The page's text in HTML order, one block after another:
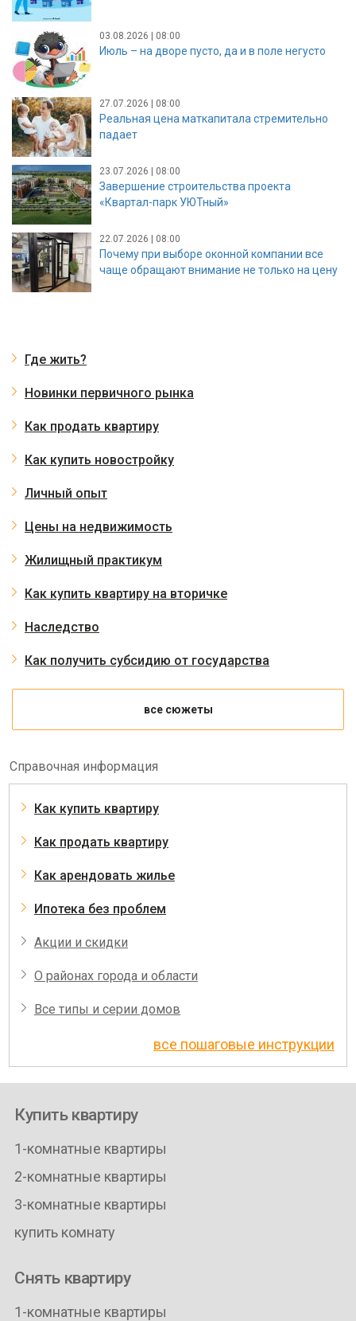
03.08.2026 | 08:00
Июль – на дворе пусто, да и в поле негусто
27.07.2026 | 08:00
Реальная цена маткапитала стремительно
падает
23.07.2026 | 08:00
Завершение строительства проекта
«Квартал-парк УЮТный»
22.07.2026 | 08:00
Почему при выборе оконной компании все
чаще обращают внимание не только на цену
Где жить?
Новинки первичного рынка
Как продать квартиру
Как купить новостройку
Личный опыт
Цены на недвижимость
Жилищный практикум
Как купить квартиру на вторичке
Наследство
Как получить субсидию от государства
все сюжеты
Справочная информация
Как купить квартиру
Как продать квартиру
Как арендовать жилье
Ипотека без проблем
Акции и скидки
О районах города и области
Все типы и серии домов
все пошаговые инструкции
Купить квартиру
1-комнатные квартиры
2-комнатные квартиры
3-комнатные квартиры
купить комнату
Снять квартиру
1-комнатные квартиры